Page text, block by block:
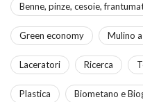
Benne, pinze, cesoie,
Green economy Mulino
Laceratori Ricerca
Plastica Biometano e